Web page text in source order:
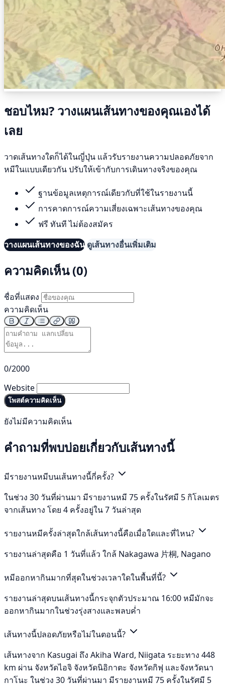
ชอบไหม? วางแผนเส้นทางของคุณเองได้
เลย
วาดเส้นทางใดก็ได้ในญี่ปุ่น แล้วรับรายงานความปลอดภัยจาก
หมีในแบบเดียวกัน ปรับให้เข้ากับการเดินทางจริงของคุณ
ฐานข้อมูลเหตุการณ์เดียวกับที่ใช้ในรายงานนี้
การคาดการณ์ความเสี่ยงเฉพาะเส้นทางของคุณ
ฟรี ทันที ไม่ต้องสมัคร
วางแผนเส้นทางของฉัน ดูเส้นทางอื่นเพิ่มเติม
ความคิดเห็น (0)
ชื่อที่แสดง
ความคิดเห็น
0/2000
Website
โพสต์ความคิดเห็น
ยังไม่มีความคิดเห็น
คำถามที่พบบ่อยเกี่ยวกับเส้นทางนี้
มีรายงานหมีบนเส้นทางนี้กี่ครั้ง?
ในช่วง 30 วันที่ผ่านมา มีรายงานหมี 75 ครั้งในรัศมี 5 กิโลเมตร
จากเส้นทาง โดย 4 ครั้งอยู่ใน 7 วันล่าสุด
รายงานหมีครั้งล่าสุดใกล้เส้นทางนี้คือเมื่อใดและที่ไหน?
รายงานล่าสุดคือ 1 วันที่แล้ว ใกล้ Nakagawa 片桐, Nagano
หมีออกหากินมากที่สุดในช่วงเวลาใดในพื้นที่นี้?
รายงานล่าสุดบนเส้นทางนี้กระจุกตัวประมาณ 16:00 หมีมักจะ
ออกหากินมากในช่วงรุ่งสางและพลบค่ำ
เส้นทางนี้ปลอดภัยหรือไม่ในตอนนี้?
เส้นทางจาก Kasugai ถึง Akiha Ward, Niigata ระยะทาง 448
km ผ่าน จังหวัดไอจิ จังหวัดนิอิกาตะ จังหวัดกิฟุ และจังหวัดนา
กาโนะ ในช่วง 30 วันที่ผ่านมา มีรายงานหมี 75 ครั้งในรัศมี 5